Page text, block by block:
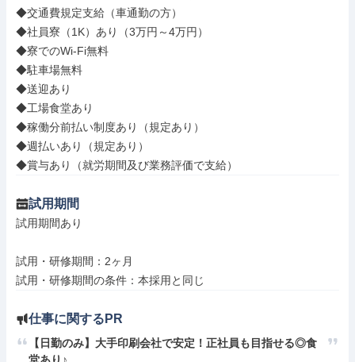
◆交通費規定支給（車通勤の方）
◆社員寮（1K）あり（3万円～4万円）
◆寮でのWi-Fi無料
◆駐車場無料
◆送迎あり
◆工場食堂あり
◆稼働分前払い制度あり（規定あり）
◆週払いあり（規定あり）
◆賞与あり（就労期間及び業務評価で支給）
試用期間
試用期間あり
試用・研修期間：2ヶ月
仕事に関するPR
【日勤のみ】大手印刷会社で安定！正社員も目指せる◎食